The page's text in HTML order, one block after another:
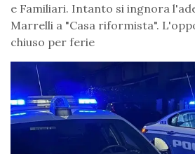
e Familiari. Intanto si ingnora
Marrelli a "Casa riformista".
chiuso per ferie